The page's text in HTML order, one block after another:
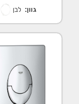
גוון: לבן